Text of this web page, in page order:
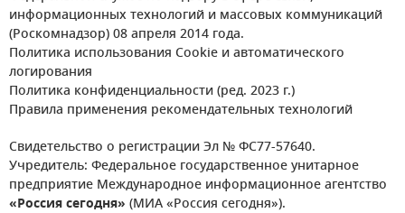
информационных технологий и массовых коммуникаций
(Роскомнадзор) 08 апреля 2014 года.
Политика использования Cookie и автоматического
логирования
Политика конфиденциальности (ред. 2023 г.)
Правила применения рекомендательных технологий
Свидетельство о регистрации Эл № ФС77-57640.
Учредитель: Федеральное государственное унитарное
предприятие Международное информационное агентство
«Россия сегодня» (МИА «Россия сегодня»).